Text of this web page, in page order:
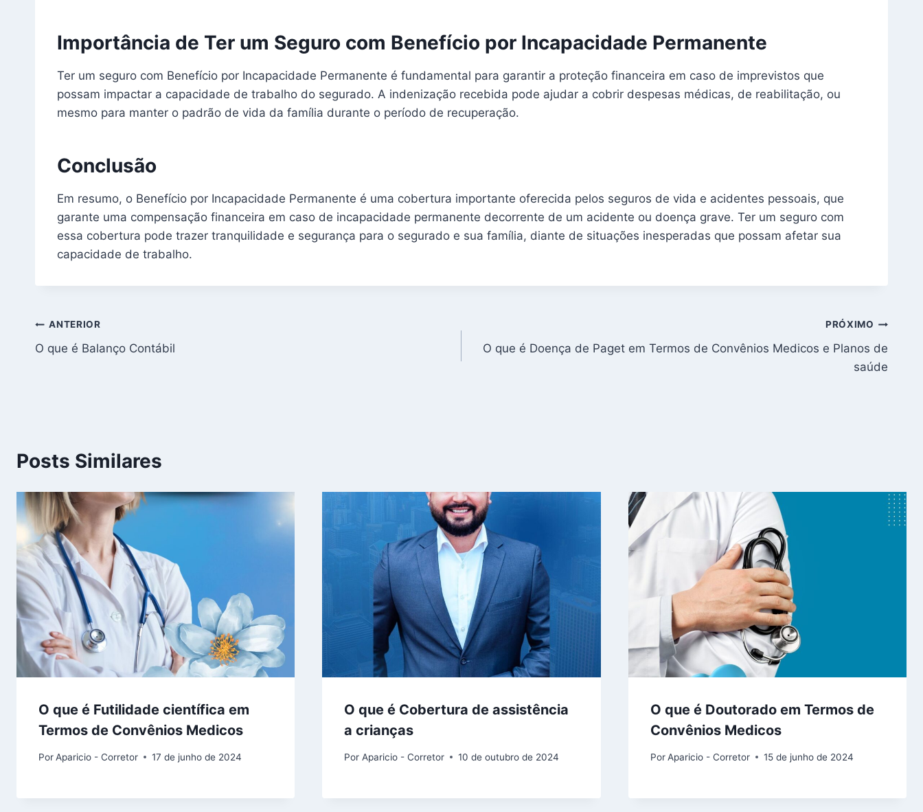
Importância de Ter um Seguro com Benefício por Incapacidade Permanente
Ter um seguro com Benefício por Incapacidade Permanente é fundamental para garantir a proteção financeira em caso de imprevistos que
possam impactar a capacidade de trabalho do segurado. A indenização recebida pode ajudar a cobrir despesas médicas, de reabilitação, ou
mesmo para manter o padrão de vida da família durante o período de recuperação.
Conclusão
Em resumo, o Benefício por Incapacidade Permanente é uma cobertura importante oferecida pelos seguros de vida e acidentes pessoais, que
garante uma compensação financeira em caso de incapacidade permanente decorrente de um acidente ou doença grave. Ter um seguro com
essa cobertura pode trazer tranquilidade e segurança para o segurado e sua família, diante de situações inesperadas que possam afetar sua
capacidade de trabalho.
Navegação
de
ANTERIOR
O que é Balanço Contábil
PRÓXIMO
O que é Doença de Paget em Termos de Convênios Medicos e Planos de
saúde
Posts Similares
O que é Futilidade científica em
Termos de Convênios Medicos
PorAparicio - Corretor 17 de junho de 2024
O que é Cobertura de assistência
a crianças
Por Aparicio - Corretor 10 de outubro de 2024
O que é Doutorado em Termos de
Convênios Medicos
Por Aparicio - Corretor 15 de junho de 2024